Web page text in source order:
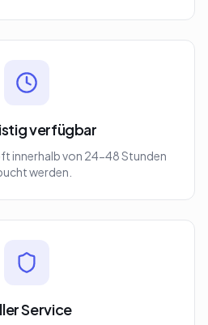
verfügbar
innerhalb von 24-48 Stunden
werden.
Service